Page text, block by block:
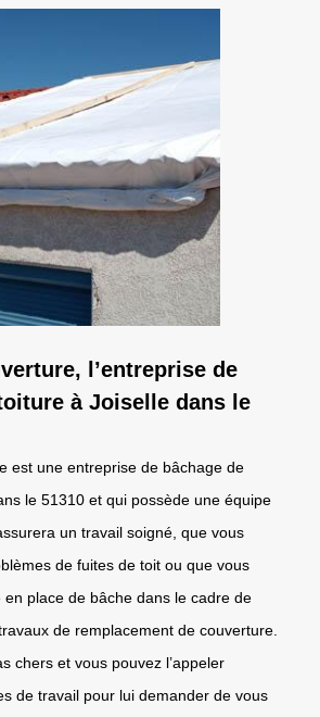
l’entreprise de
à Joiselle dans le
est une entreprise de bâchage de
le 51310 et qui possède une équipe
un travail soigné, que vous
de fuites de toit ou que vous
en place de bâche dans le cadre de
de remplacement de couverture.
chers et vous pouvez l’appeler
de travail pour lui demander de vous